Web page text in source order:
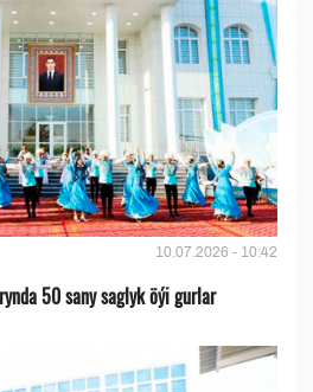
10.07.2026 - 10:42
50 sany saglyk öýi gurlar